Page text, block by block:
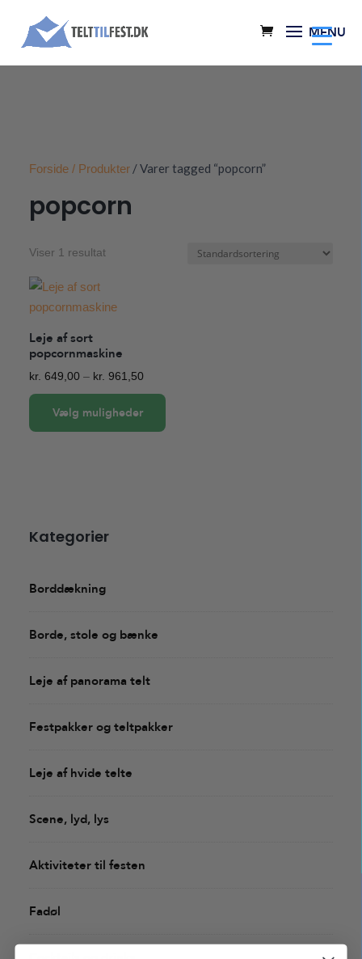
Forside/ Produkter/ Varer tagged “popcorn”
popcorn
Viser 1 resultat
Leje af sort
popcornmaskine
kr. 649,00 – kr. 961,50Prisinterval:
kr. 649,00
til
kr. 961,50
Vælg muligheder
Mulighederne
vælges
Kategorier
Borddækning
Borde, stole og bænke
Leje af panorama telt
Festpakker og teltpakker
Leje af hvide telte
Scene, lyd, lys
Aktiviteter til festen
Fadøl